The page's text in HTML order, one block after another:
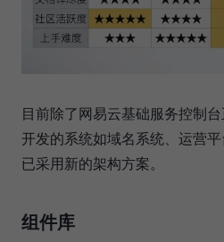
目前除了网易云基础服务控制
开发的系统如域名系统、运营
已采用新的架构方案。
组件库